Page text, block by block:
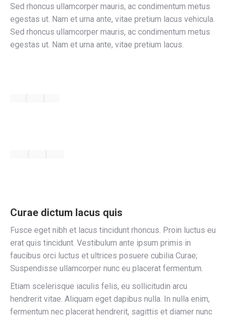
Sed rhoncus ullamcorper mauris, ac condimentum metus
egestas ut. Nam et urna ante, vitae pretium lacus vehicula.
Sed rhoncus ullamcorper mauris, ac condimentum metus
egestas ut. Nam et urna ante, vitae pretium lacus.
Curae dictum lacus quis
Fusce eget nibh et lacus tincidunt rhoncus. Proin luctus eu
erat quis tincidunt. Vestibulum ante ipsum primis in
faucibus orci luctus et ultrices posuere cubilia Curae;
Suspendisse ullamcorper nunc eu placerat fermentum.
Etiam scelerisque iaculis felis, eu sollicitudin arcu
hendrerit vitae. Aliquam eget dapibus nulla. In nulla enim,
fermentum nec placerat hendrerit, sagittis et diamer nunc